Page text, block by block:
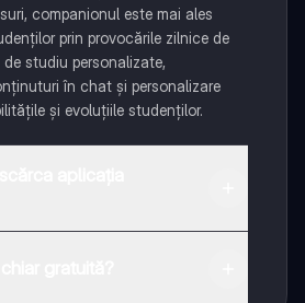
companionul este mai ales
prin provocările zilnice de
studiu personalizate,
în chat și personalizare
și evoluțiile studenților.